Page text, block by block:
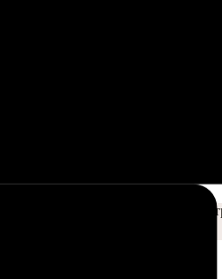
вам лучше и удобнее